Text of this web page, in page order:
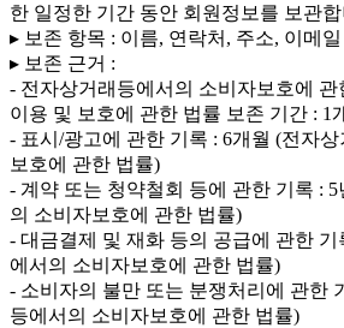
한 일정한 기간 동안 회원정보를 보관
▸ 보존 항목 : 이름, 연락처, 주소, 이메일
▸ 보존 근거 :
- 전자상거래등에서의 소비자보호에 관
이용 및 보호에 관한 법률 보존 기간 : 1
- 표시/광고에 관한 기록 : 6개월 (전자
보호에 관한 법률)
- 계약 또는 청약철회 등에 관한 기록 :
의 소비자보호에 관한 법률)
- 대금결제 및 재화 등의 공급에 관한
에서의 소비자보호에 관한 법률)
- 소비자의 불만 또는 분쟁처리에 관한
등에서의 소비자보호에 관한 법률)